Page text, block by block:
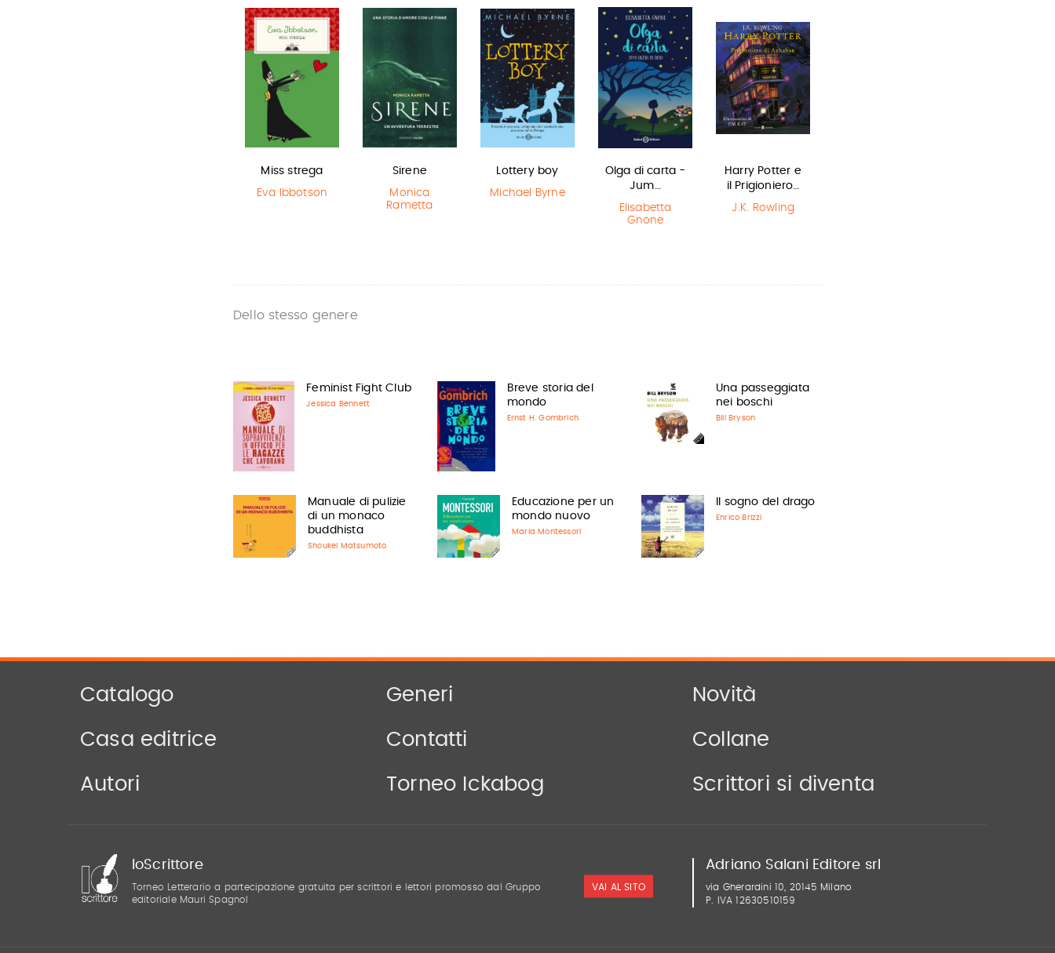
Miss strega
Eva Ibbotson
Sirene
Monica
Rametta
Lottery boy
Michael Byrne
Olga di carta -
Jum…
Elisabetta
Gnone
Harry Potter e
il Prigioniero…
J.K. Rowling
Dello stesso genere
Feminist Fight Club
Jessica Bennett
Breve storia del
mondo
Ernst H. Gombrich
Una passeggiata
nei boschi
Bill Bryson
Manuale di pulizie
di un monaco
buddhista
Shoukei Matsumoto
Educazione per un
mondo nuovo
Maria Montessori
Il sogno del drago
Enrico Brizzi
Catalogo Generi Novità
Casa editrice Contatti Collane
Autori Torneo Ickabog Scrittori si diventa
IoScrittore
Torneo Letterario a partecipazione gratuita per scrittori e lettori promosso dal Gruppo
editoriale Mauri Spagnol
VAI AL SITO
Adriano Salani Editore srl
via Gherardini 10, 20145 Milano
P. IVA 12630510159